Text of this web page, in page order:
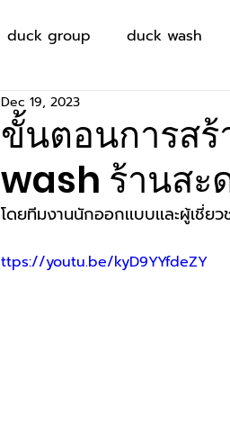
duck group duck wash
ขั้นตอนการส
wash ร้านสะ
Dec 19, 2023
โดยทีมงานนักออกเเบบเเละผู้เชี่
ttps://youtu.be/kyD9YYfdeZY